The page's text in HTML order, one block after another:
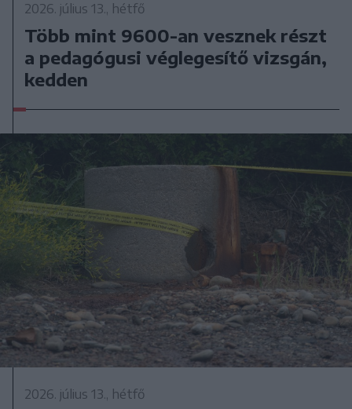
2026. július 13., hétfő
Több mint 9600-an vesznek részt
a pedagógusi véglegesítő vizsgán,
kedden
2026. július 13., hétfő